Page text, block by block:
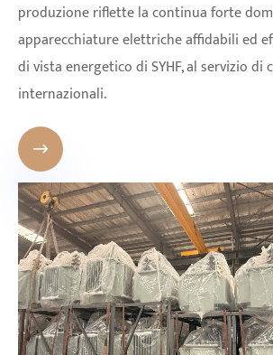
produzione riflette la continua forte
apparecchiature elettriche affidabili ed
di vista energetico di SYHF, al servizio
internazionali.
